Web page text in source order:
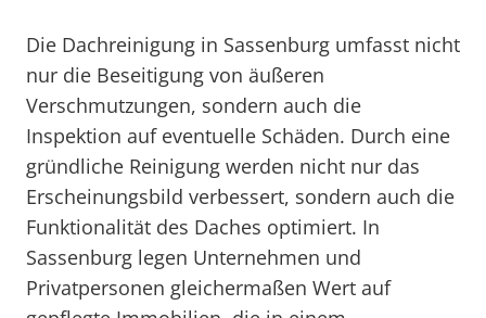
Die Dachreinigung in Sassenburg umfasst nicht
nur die Beseitigung von äußeren
Verschmutzungen, sondern auch die
Inspektion auf eventuelle Schäden. Durch eine
gründliche Reinigung werden nicht nur das
Erscheinungsbild verbessert, sondern auch die
Funktionalität des Daches optimiert. In
Sassenburg legen Unternehmen und
Privatpersonen gleichermaßen Wert auf